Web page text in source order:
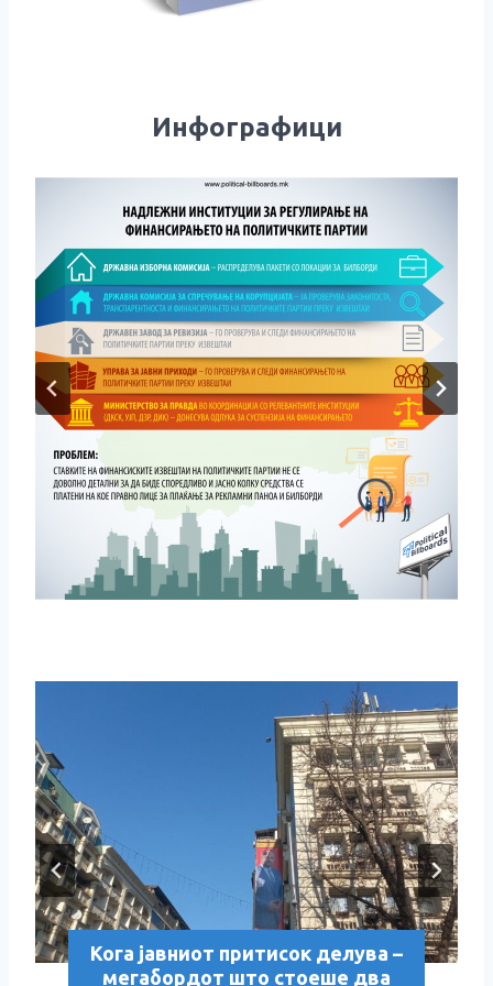
Инфографици
Кога јавниот притисок делува –
мегабордот што стоеше два